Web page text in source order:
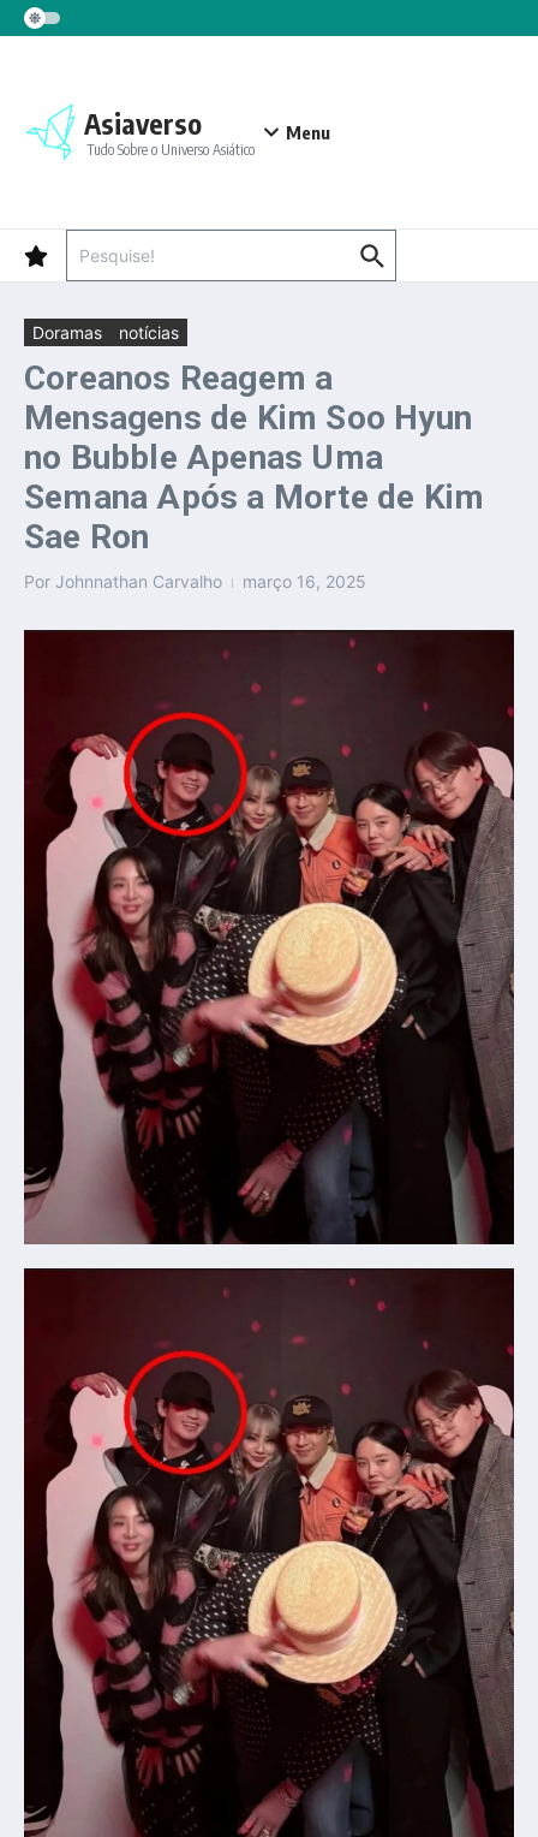
Ir para o conteúdo
Asiaverso
Tudo Sobre o Universo Asiático
Menu
Doramas notícias
Coreanos Reagem a
Mensagens de Kim Soo Hyun
no Bubble Apenas Uma
Semana Após a Morte de Kim
Sae Ron
Por Johnnathan Carvalho março 16, 2025